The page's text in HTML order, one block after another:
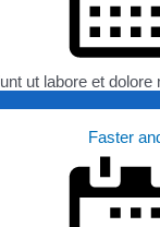
ut labore et dolore
Faster